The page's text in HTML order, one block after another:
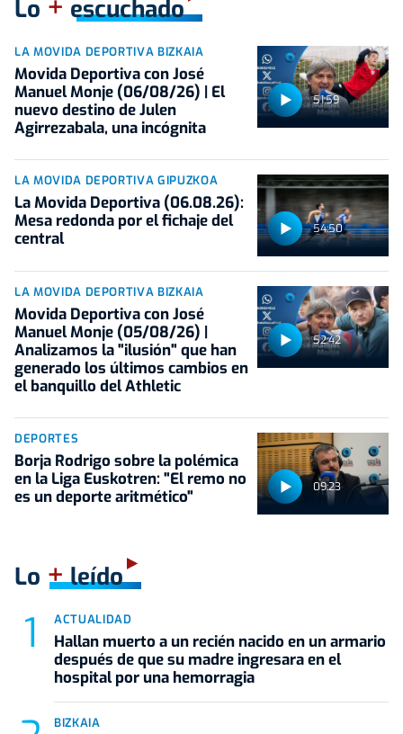
Lo escuchado
51:59
LA MOVIDA DEPORTIVA BIZKAIA
Movida Deportiva con José
Manuel Monje (06/08/26) | El
nuevo destino de Julen
Agirrezabala, una incógnita
54:50
LA MOVIDA DEPORTIVA GIPUZKOA
La Movida Deportiva (06.08.26):
Mesa redonda por el fichaje del
central
52:42
LA MOVIDA DEPORTIVA BIZKAIA
Movida Deportiva con José
Manuel Monje (05/08/26) |
Analizamos la "ilusión" que han
generado los últimos cambios en
el banquillo del Athletic
09:23
DEPORTES
Borja Rodrigo sobre la polémica
en la Liga Euskotren: "El remo no
es un deporte aritmético"
Lo +leído
ACTUALIDAD
Hallan muerto a un recién nacido en un armario
después de que su madre ingresara en el
hospital por una hemorragia
BIZKAIA